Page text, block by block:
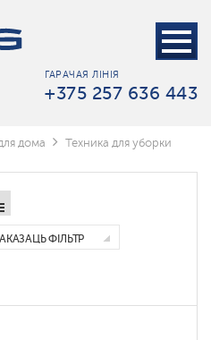
ГАРАЧАЯ ЛІНІЯ
+375 257 636 443
дома Техника для уборки
ФІЛЬТР